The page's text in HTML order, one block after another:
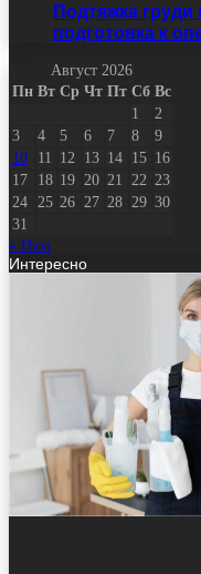
Подтяжка
подготовка к
Август 2026
Пн Вт Ср Чт Пт Сб Вс
1
2
3
4 5 6 7 8
9
10
11 12 13 14 15 16
17
18 19 20 21 22 23
24
25 26 27 28 29 30
31
« Июл
Интересно